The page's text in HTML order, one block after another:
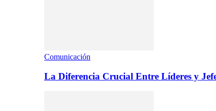
Comunicación
La Diferencia Crucial Entre Líderes y